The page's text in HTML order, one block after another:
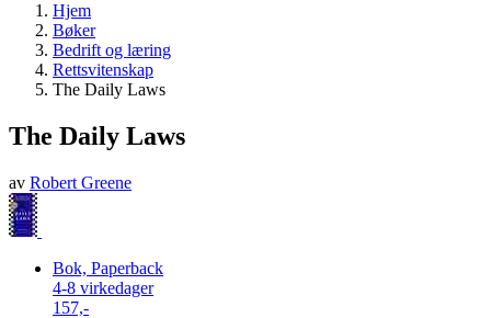
Hjem
Bøker
Bedrift og læring
Rettsvitenskap
The Daily Laws
The Daily Laws
av Robert Greene
Bok, Paperback
4-8 virkedager
157,-